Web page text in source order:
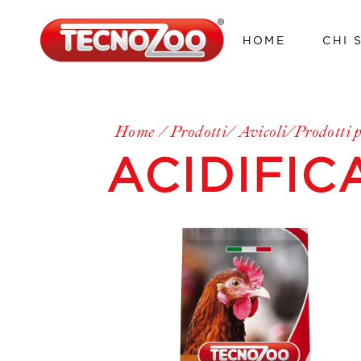
HOME CHI
Home Prodotti Avicoli Prodotti